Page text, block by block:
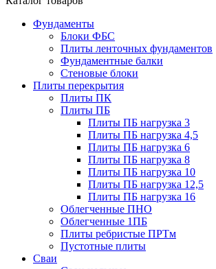
Фундаменты
Блоки ФБС
Плиты ленточных фундаментов
Фундаментные балки
Стеновые блоки
Плиты перекрытия
Плиты ПК
Плиты ПБ
Плиты ПБ нагрузка 3
Плиты ПБ нагрузка 4,5
Плиты ПБ нагрузка 6
Плиты ПБ нагрузка 8
Плиты ПБ нагрузка 10
Плиты ПБ нагрузка 12,5
Плиты ПБ нагрузка 16
Облегченные ПНО
Облегченные 1ПБ
Плиты ребристые ПРТм
Пустотные плиты
Сваи